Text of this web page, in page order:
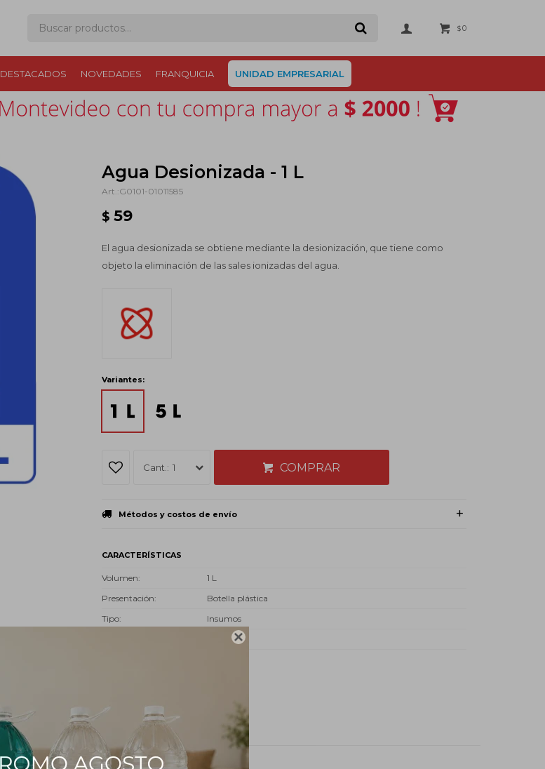

DESTACADOS NOVEDADES FRANQUICIA UNIDAD EMPRESARIAL
$0
Agua Desionizada - 1 L
G0101-01011585
$ 59
El agua desionizada se obtiene mediante la desionización, que tiene como
objeto la eliminación de las sales ionizadas del agua.
Variantes:
1 COMPRAR
Métodos y costos de envío
CARACTERÍSTICAS
Volumen
1 L
Presentación
Botella plástica
Tipo
Insumos
Líquido
Descripción